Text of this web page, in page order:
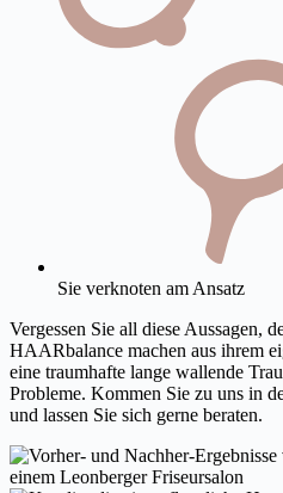
Sie verknoten am Ansatz
Vergessen Sie all diese Aussagen,
HAARbalance machen aus ihrem
eine traumhafte lange wallende
Probleme. Kommen Sie zu uns in
und lassen Sie sich gerne beraten.